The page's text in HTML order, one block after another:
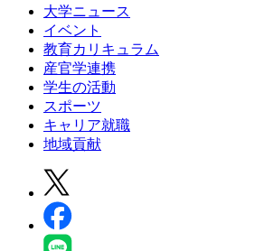
大学ニュース
イベント
教育カリキュラム
産官学連携
学生の活動
スポーツ
キャリア就職
地域貢献